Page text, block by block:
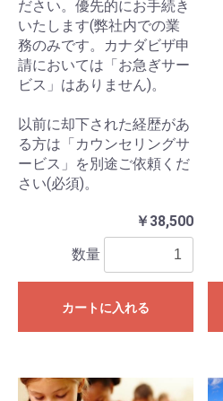
ださい。優先的にお手続き
いたします(弊社内での業
務のみです。カナダビザ申
請においては「お急ぎサー
ビス」はありません)。
以前に却下された経歴があ
る方は「カウンセリングサ
ービス」を別途ご依頼くだ
さい(必須)。
￥38,500
数量
カートに入れる